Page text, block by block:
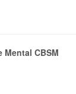
CBSM